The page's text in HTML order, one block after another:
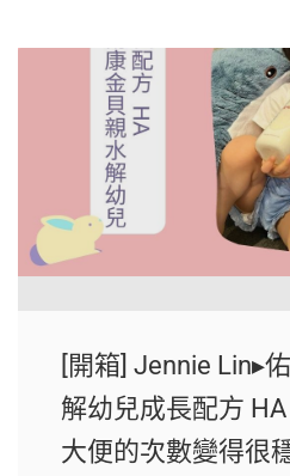
[開箱] Jennie Lin▸
解幼兒成長配方 HA
大便的次數變得很